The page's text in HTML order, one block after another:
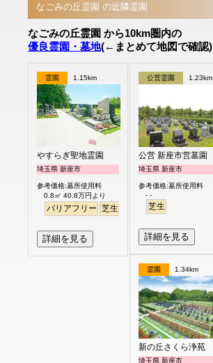
なごみの丘霊園 の近隣霊園
なごみの丘霊園 から10km圏内の
優良霊園・墓地(←まとめて地図で確認)
霊園 1.15km
やすらぎ聖地霊園
埼玉県 新座市
参考価格:墓所使用料
0.8㎡ 40.8万円より
バリアフリー 芝生 明るい
詳細を見る
公営霊園 1.23km
公営 新座市営墓園
埼玉県 新座市
参考価格:墓所使用料
- -
芝生
詳細を見る
霊園 1.34km
新の丘さくら浄苑
埼玉県 新座市